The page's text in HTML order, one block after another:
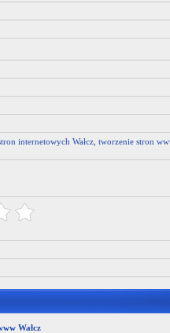
internetowych Wałcz tworzenie stron
Wałcz